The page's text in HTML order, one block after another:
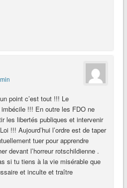
point c’est tout !!! Le
!!! En outre les FDO ne
les libertés publiques et intervenir
!!! Aujourd’hui l’ordre est de taper
tuer pour apprendre
devant l’horreur rotschildienne .
si tu tiens à la vie misérable que
et inculte et traître